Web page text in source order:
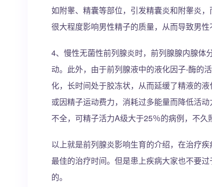
如附睾、精囊等部位，引发精囊炎和附睾炎
很大程度影响男性精子的质量，从而导致男性
4、慢性无菌性前列腺炎时，前列腺腺内腺体
动。此外，由于前列腺液中的液化因子-酶的
化，长时间处于胶冻状，从而延缓了精液的
或因精子运动费力，消耗过多能量而降低活
不全，可精子活力A级大于25％的病例，不久
以上就是前列腺炎影响生育的介绍，在治疗
最佳的治疗时间。但是患上疾病大家也不要
的。